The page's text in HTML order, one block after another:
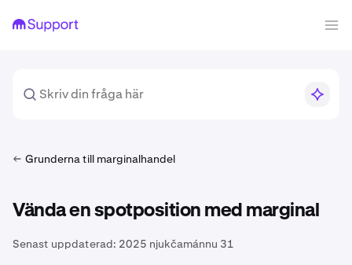
Grunderna till marginalhandel
Vända en spotposition med marginal
Senast uppdaterad: 2025 njukčamánnu 31